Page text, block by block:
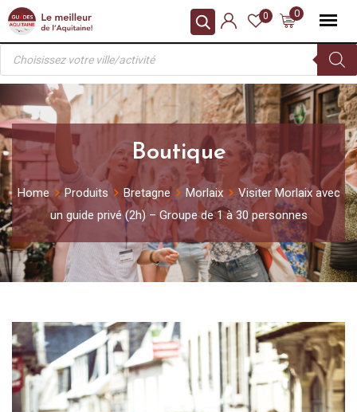
Skip
content
0
0
Recherche
produits
Boutique
Home Produits Bretagne Morlaix
Visiter Morlaix avec
un guide privé (2h) – Groupe de 1 à 30 personnes